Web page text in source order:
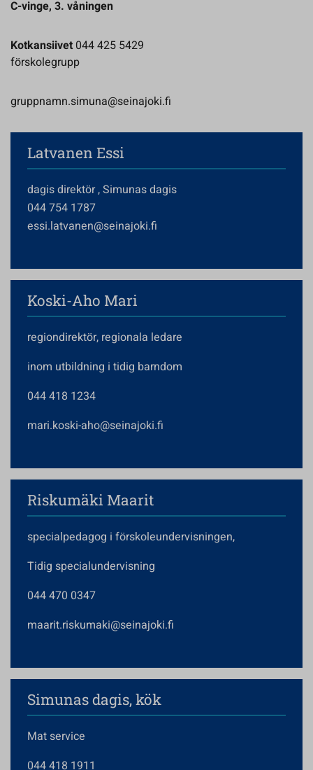
C-vinge, 3. våningen
Kotkansiivet 044 425 5429
förskolegrupp
gruppnamn.simuna@seinajoki.fi
Latvanen Essi
dagis direktör , Simunas dagis
044 754 1787
essi.latvanen@seinajoki.fi
Koski-Aho Mari
regiondirektör, regionala ledare
inom utbildning i tidig barndom
044 418 1234
mari.koski-aho@seinajoki.fi
Riskumäki Maarit
specialpedagog i förskoleundervisningen,
Tidig specialundervisning
044 470 0347
maarit.riskumaki@seinajoki.fi
Simunas dagis, kök
Mat service
044 418 1911